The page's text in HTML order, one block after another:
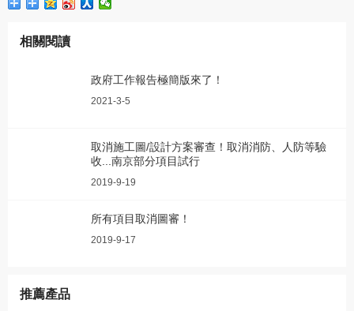
相關閱讀
政府工作報告極簡版來了！
2021-3-5
取消施工圖/設計方案審查！取消消防、人防等驗
收...南京部分項目試行
2019-9-19
所有項目取消圖審！
2019-9-17
推薦產品